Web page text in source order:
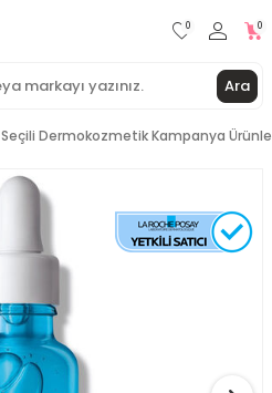
Ara
0 0
Seçili Dermokozmetik Kampanya